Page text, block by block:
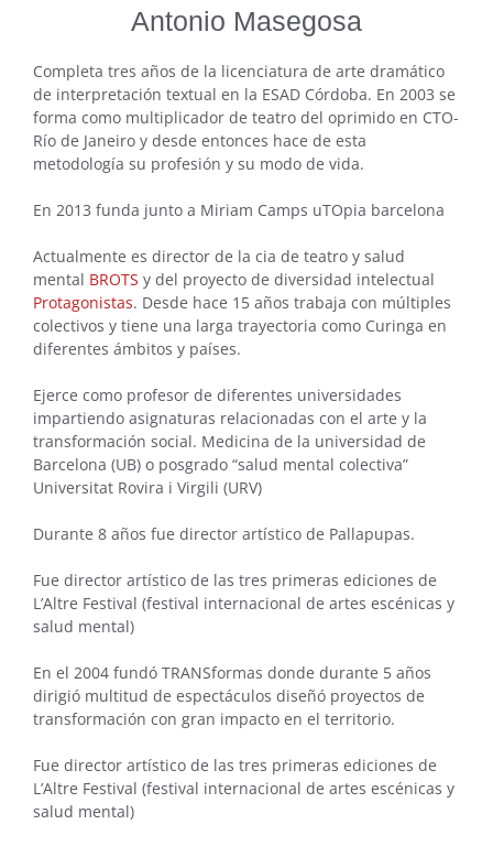
Antonio Masegosa
Completa tres años de la licenciatura de arte dramático
de interpretación textual en la ESAD Córdoba. En 2003 se
forma como multiplicador de teatro del oprimido en CTO-
Río de Janeiro y desde entonces hace de esta
metodología su profesión y su modo de vida.
En 2013 funda junto a Miriam Camps uTOpia barcelona
Actualmente es director de la cia de teatro y salud
mental BROTS y del proyecto de diversidad intelectual
Protagonistas. Desde hace 15 años trabaja con múltiples
colectivos y tiene una larga trayectoria como Curinga en
diferentes ámbitos y países.
Ejerce como profesor de diferentes universidades
impartiendo asignaturas relacionadas con el arte y la
transformación social. Medicina de la universidad de
Barcelona (UB) o posgrado “salud mental colectiva”
Universitat Rovira i Virgili (URV)
Durante 8 años fue director artístico de Pallapupas.
Fue director artístico de las tres primeras ediciones de
L’Altre Festival (festival internacional de artes escénicas y
salud mental)
En el 2004 fundó TRANSformas donde durante 5 años
dirigió multitud de espectáculos diseñó proyectos de
transformación con gran impacto en el territorio.
Fue director artístico de las tres primeras ediciones de
L’Altre Festival (festival internacional de artes escénicas y
salud mental)